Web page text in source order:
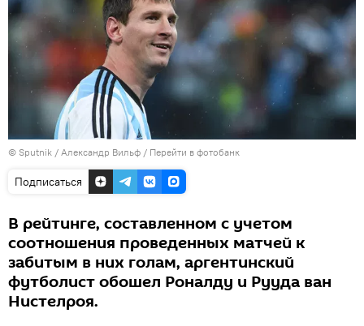
© Sputnik / Александр Вильф / Перейти в фотобанк
Подписаться
В рейтинге, составленном с учетом
соотношения проведенных матчей к
забитым в них голам, аргентинский
футболист обошел Роналду и Рууда ван
Нистелроя.